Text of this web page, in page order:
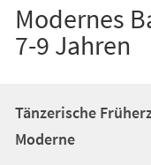
Modernes
7-9 Jahren
Tänzerische
Moderne